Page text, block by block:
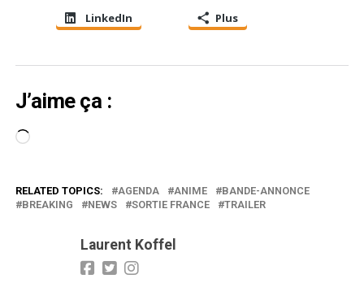
LinkedIn Plus
J’aime ça :
Chargement…
RELATED TOPICS: AGENDA ANIME
BANDE-ANNONCE
BREAKING
NEWS SORTIE FRANCE TRAILER
Laurent Koffel